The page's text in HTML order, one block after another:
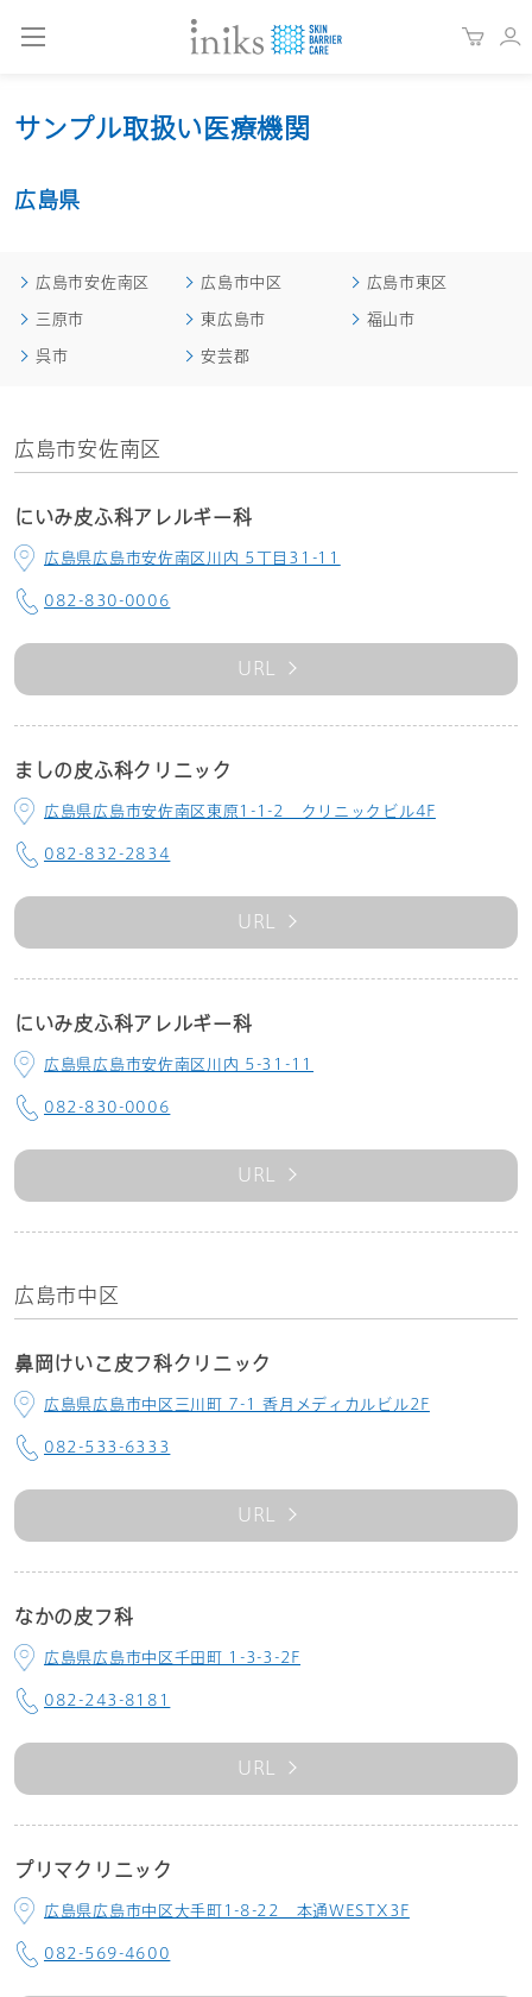
サンプル取扱い医療機関
広島県
広島市安佐南区 広島市中区 広島市東区
三原市 東広島市 福山市
呉市 安芸郡
広島市安佐南区
にいみ皮ふ科アレルギー科
広島県広島市安佐南区川内 5丁目31-11
082-830-0006
URL
ましの皮ふ科クリニック
広島県広島市安佐南区東原1-1-2 クリニックビル4F
082-832-2834
URL
にいみ皮ふ科アレルギー科
広島県広島市安佐南区川内 5-31-11
082-830-0006
URL
広島市中区
鼻岡けいこ皮フ科クリニック
広島県広島市中区三川町 7-1 香月メディカルビル2F
082-533-6333
URL
なかの皮フ科
広島県広島市中区千田町 1-3-3-2F
082-243-8181
URL
プリマクリニック
広島県広島市中区大手町1-8-22 本通WESTX3F
082-569-4600